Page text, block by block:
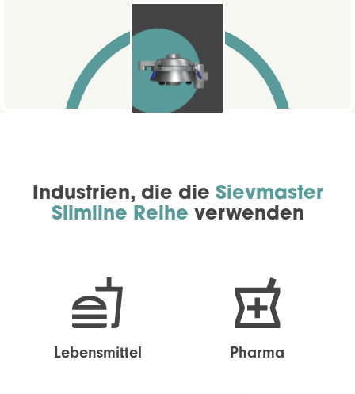
Industrien, die die Sievmaster
Slimline Reihe verwenden
Lebensmittel Pharma